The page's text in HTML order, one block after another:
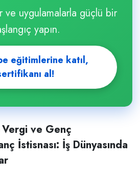
ve uygulamalarla güçlü bir
yapın.
eğitimlerine katıl,
al!
Vergi ve Genç
İstisnası: İş Dünyasında